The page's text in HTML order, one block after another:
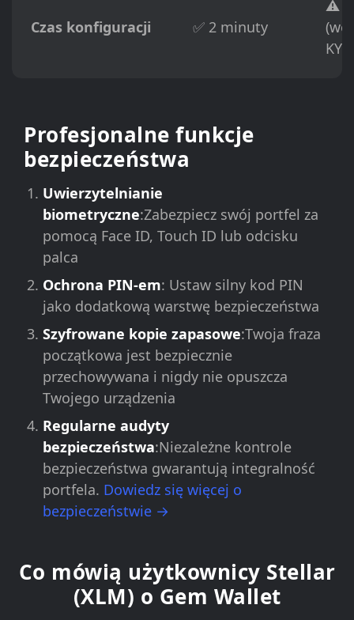
Czas konfiguracji ✅ 2 minuty
⚠️
KYC)
Profesjonalne funkcje
bezpieczeństwa
Uwierzytelnianie
biometryczne:Zabezpiecz swój portfel za
pomocą Face ID, Touch ID lub odcisku
palca
Ochrona PIN-em: Ustaw silny kod PIN
jako dodatkową warstwę bezpieczeństwa
Szyfrowane kopie zapasowe:Twoja fraza
początkowa jest bezpiecznie
przechowywana i nigdy nie opuszcza
Twojego urządzenia
Regularne audyty
bezpieczeństwa:Niezależne kontrole
bezpieczeństwa gwarantują integralność
portfela. Dowiedz się więcej o
bezpieczeństwie →
Co mówią użytkownicy Stellar
(XLM) o Gem Wallet